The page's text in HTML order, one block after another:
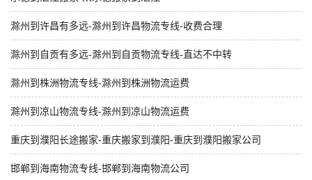
滁州到许昌有多远-滁州到许昌物流专线-收费合理
滁州到自贡有多远-滁州到自贡物流专线-直达不中转
滁州到株洲物流专线-滁州到株洲物流运费
滁州到凉山物流专线-滁州到凉山物流运费
重庆到濮阳长途搬家-重庆搬家到濮阳-重庆到濮阳搬家公司
邯郸到海南物流专线-邯郸到海南物流公司